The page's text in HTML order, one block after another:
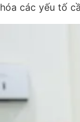
hóa các yếu tố